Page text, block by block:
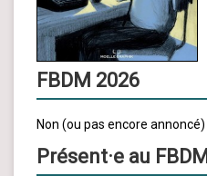
FBDM 2026
Non (ou pas encore annoncé)
Présent·e au FBDM